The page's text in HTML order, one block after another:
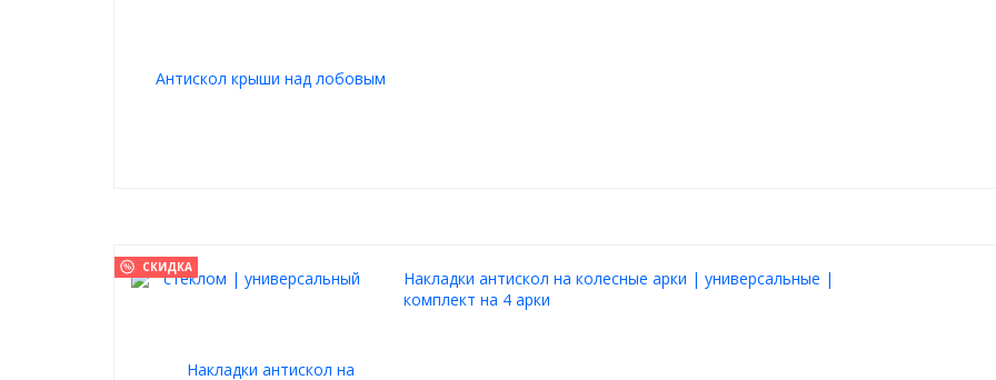
СКИДКА
Накладки антискол на колесные арки | универсальные |
комплект на 4 арки